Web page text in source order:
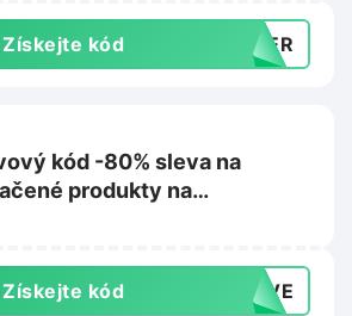
Získejte kód MMER
kód -80% sleva na
produkty na
Získejte kód TIVE